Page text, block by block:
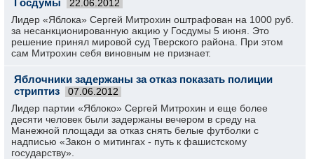
Госдумы 22.06.2012
Лидер «Яблока» Сергей Митрохин оштрафован на 1000 руб.
за несанкционированную акцию у Госдумы 5 июня. Это
решение принял мировой суд Тверского района. При этом
сам Митрохин себя виновным не признает.
Яблочники задержаны за отказ показать полиции
стриптиз
07.06.2012
Лидер партии «Яблоко» Сергей Митрохин и еще более
десяти человек были задержаны вечером в среду на
Манежной площади за отказ снять белые футболки с
надписью «Закон о митингах - путь к фашистскому
государству».